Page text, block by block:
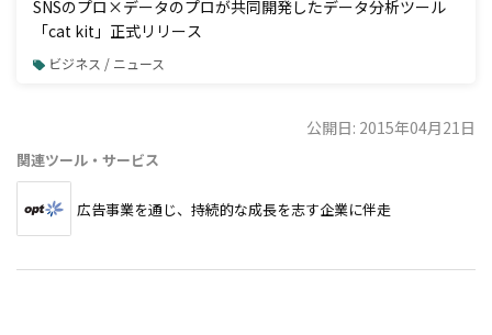
SNSのプロ×データのプロが共同開発したデータ分析ツール
「cat kit」正式リリース
ビジネス / ニュース
公開日: 2015年04月21日
関連ツール・サービス
広告事業を通じ、持続的な成長を志す企業に伴走